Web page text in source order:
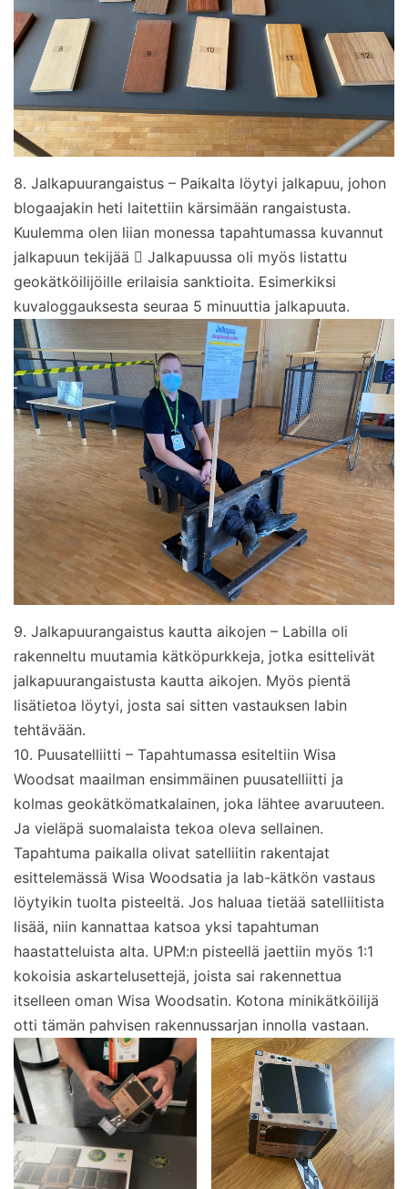
8. Jalkapuurangaistus – Paikalta löytyi jalkapuu, johon
blogaajakin heti laitettiin kärsimään rangaistusta.
Kuulemma olen liian monessa tapahtumassa kuvannut
jalkapuun tekijää  Jalkapuussa oli myös listattu
geokätköilijöille erilaisia sanktioita. Esimerkiksi
kuvaloggauksesta seuraa 5 minuuttia jalkapuuta.
9. Jalkapuurangaistus kautta aikojen – Labilla oli
rakenneltu muutamia kätköpurkkeja, jotka esittelivät
jalkapuurangaistusta kautta aikojen. Myös pientä
lisätietoa löytyi, josta sai sitten vastauksen labin
tehtävään.
10. Puusatelliitti – Tapahtumassa esiteltiin Wisa
Woodsat maailman ensimmäinen puusatelliitti ja
kolmas geokätkömatkalainen, joka lähtee avaruuteen.
Ja vieläpä suomalaista tekoa oleva sellainen.
Tapahtuma paikalla olivat satelliitin rakentajat
esittelemässä Wisa Woodsatia ja lab-kätkön vastaus
löytyikin tuolta pisteeltä. Jos haluaa tietää satelliitista
lisää, niin kannattaa katsoa yksi tapahtuman
haastatteluista alta. UPM:n pisteellä jaettiin myös 1:1
kokoisia askartelusettejä, joista sai rakennettua
itselleen oman Wisa Woodsatin. Kotona minikätköilijä
otti tämän pahvisen rakennussarjan innolla vastaan.